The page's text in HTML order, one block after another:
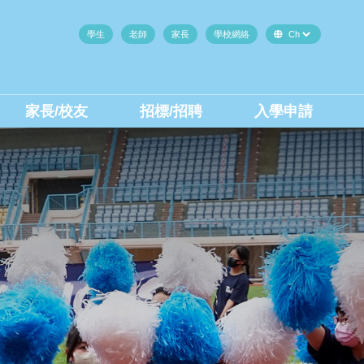
學生 老師 家長 學校網絡
家長/校友 招標/招聘 入學申請